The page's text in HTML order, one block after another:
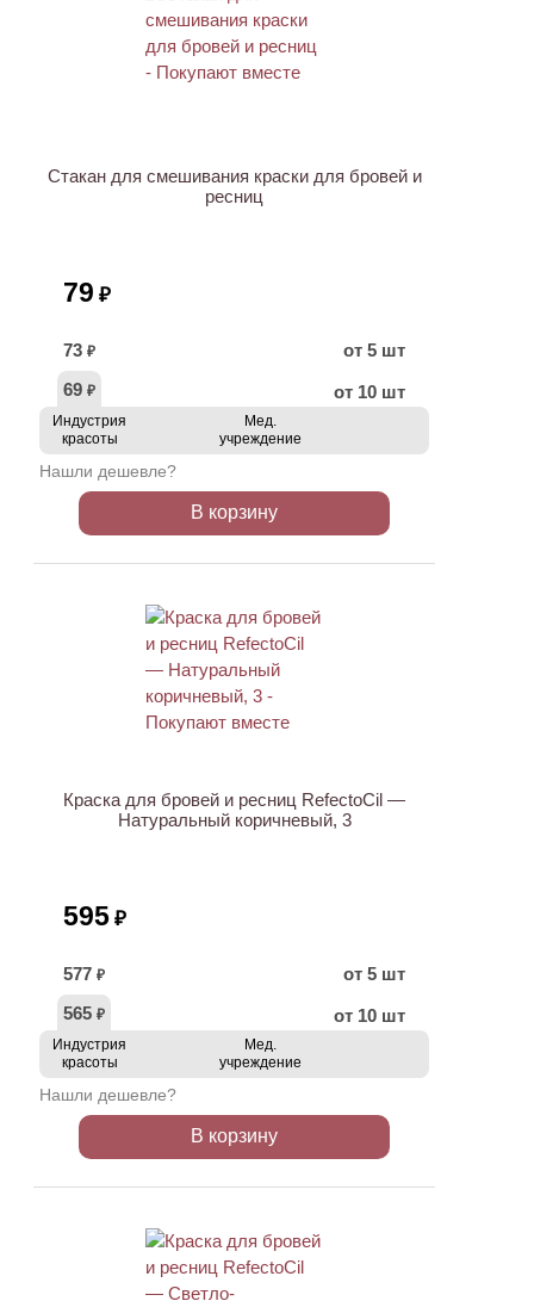
Стакан для смешивания краски для бровей и
ресниц
79 ₽
73 ₽
от 5 шт
69 ₽ от 10 шт
Индустрия
красоты
Мед.
учреждение
Нашли дешевле?
В корзину
Краска для бровей и ресниц RefectoCil —
Натуральный коричневый, 3
595 ₽
577 ₽
от 5 шт
565 ₽ от 10 шт
Индустрия
красоты
Мед.
учреждение
Нашли дешевле?
В корзину